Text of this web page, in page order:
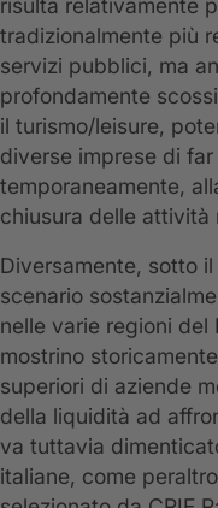
risulta relativamente
tradizionalmente più
servizi pubblici, ma
profondamente
il turismo/leisure,
diverse imprese di
temporaneamente,
chiusura delle attività
Diversamente, sotto
scenario
nelle varie regioni del
mostrino
superiori di aziende
della liquidità ad
va tuttavia
italiane, come